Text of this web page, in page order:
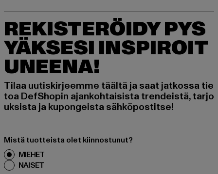
REKISTERÖIDY PYS
YÄKSESI INSPIROIT
UNEENA!
Tilaa uutiskirjeemme täältä ja saat jatkossa tie
toa DefShopin ajankohtaisista trendeistä, tarjo
uksista ja kupongeista sähköpostitse!
Mistä tuotteista olet kiinnostunut?
MIEHET
NAISET